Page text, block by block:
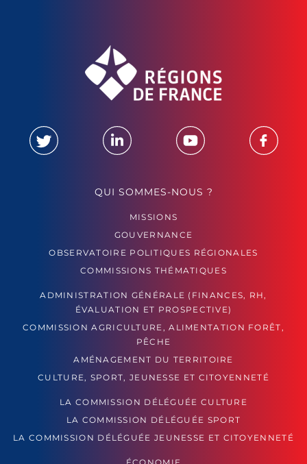
QUI SOMMES-NOUS ?
MISSIONS
GOUVERNANCE
OBSERVATOIRE POLITIQUES RÉGIONALES
COMMISSIONS THÉMATIQUES
ADMINISTRATION GÉNÉRALE (FINANCES, RH,
ÉVALUATION ET PROSPECTIVE)
COMMISSION AGRICULTURE, ALIMENTATION FORÊT,
PÊCHE
AMÉNAGEMENT DU TERRITOIRE
CULTURE, SPORT, JEUNESSE ET CITOYENNETÉ
LA COMMISSION DÉLÉGUÉE CULTURE
LA COMMISSION DÉLÉGUÉE SPORT
LA COMMISSION DÉLÉGUÉE JEUNESSE ET CITOYENNETÉ